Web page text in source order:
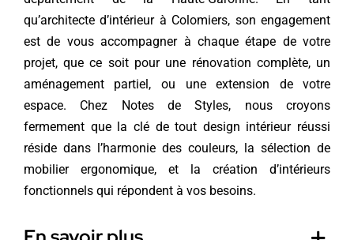
qu’architecte d’intérieur à Colomiers, son engagement
est de vous accompagner à chaque étape de votre
projet, que ce soit pour une rénovation complète, un
aménagement partiel, ou une extension de votre
espace. Chez Notes de Styles, nous croyons
fermement que la clé de tout design intérieur réussi
réside dans l’harmonie des couleurs, la sélection de
mobilier ergonomique, et la création d’intérieurs
fonctionnels qui répondent à vos besoins.